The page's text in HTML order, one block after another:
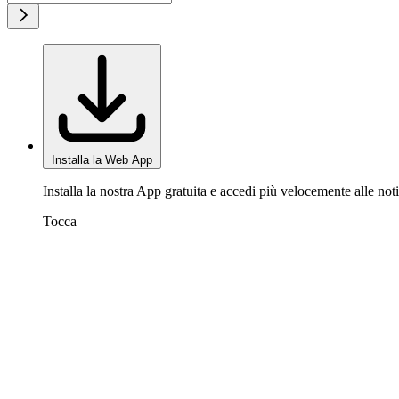
Installa la Web App
Installa la nostra App gratuita e accedi più velocemente alle
Tocca